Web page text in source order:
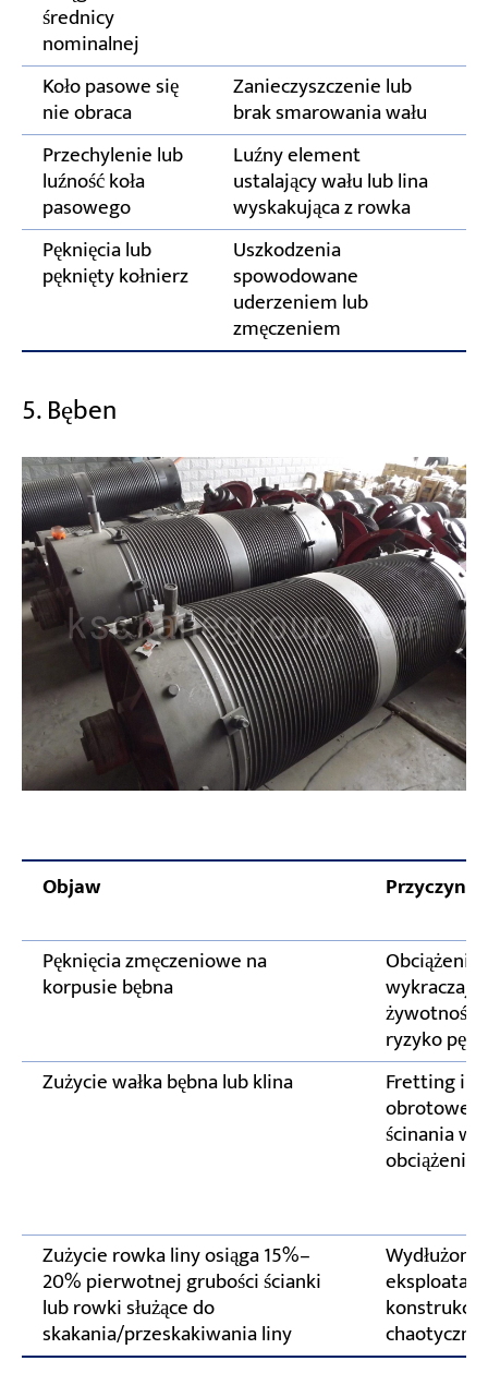
średnicy
nominalnej
Koło pasowe się
nie obraca
Zanieczyszczenie lub
brak smarowania wału
Przechylenie lub
luźność koła
pasowego
Luźny element
ustalający wału lub lina
wyskakująca z rowka
Pęknięcia lub
pęknięty kołnierz
Uszkodzenia
spowodowane
uderzeniem lub
zmęczeniem
5. Bęben
Objaw Przyczyna
Pęknięcia zmęczeniowe na
korpusie bębna
żywotność
ryzyko
Zużycie wałka bębna lub klina
Fretting i
ścinania
obciążenia
Zużycie rowka liny osiąga 15%–
20% pierwotnej grubości ścianki
lub rowki służące do
skakania/przeskakiwania liny